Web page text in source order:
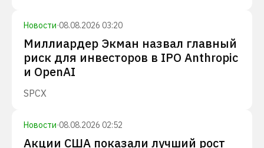
Новости·08.08.2026 03:20
Миллиардер Экман назвал главный
риск для инвесторов в IPO Anthropic
и OpenAI
SPCX
Новости·08.08.2026 02:52
Акции США показали лучший рост